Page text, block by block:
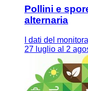
Pollini e
alternaria
I dati del
27 luglio al 2